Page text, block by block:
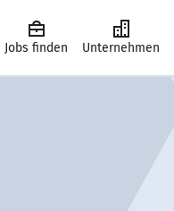
Jobs finden Unternehmen